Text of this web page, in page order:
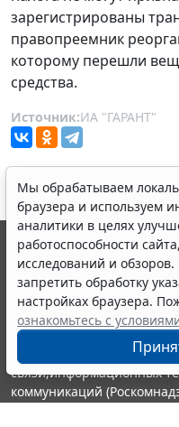
зарегистрированы
правопреемник
которому перешли
средства.
Источник:ИА "ГАРАНТ"
Мы обрабатываем
браузера и используем
аналитики в целях
работоспособности
исследований и
запретить обработку
настройках браузера.
ознакомьтесь с
© ООО "НПП "ГАРАНТ-
выпускается с 1990
являются участниками
информации ГАРАНТ.
Портал ГАРАНТ.РУ
издания Федеральной
связи,информационных
коммуникаций